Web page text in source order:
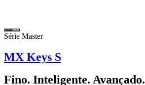
Série Master
MX Keys S
Fino. Inteligente. Avançado.